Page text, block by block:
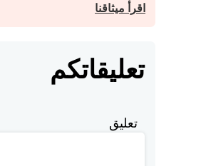
اقرأ ميثاقنا
تعليقاتكم
تعليق